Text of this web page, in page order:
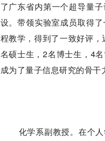
了广东省内第一个超导量
设。带领实验室成员取得
程教学，得到了一致好评
名硕士生，2名博士生，4
成为了量子信息研究的骨干
化学系副教授。在个